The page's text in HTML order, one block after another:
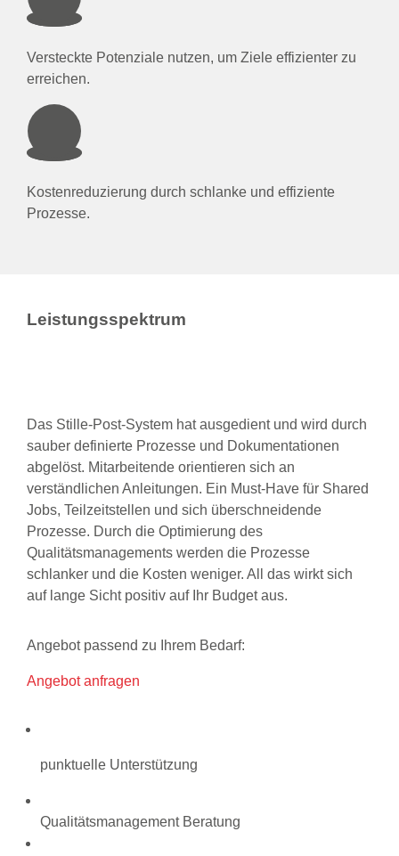
Versteckte Potenziale nutzen, um Ziele effizienter zu
erreichen.
Kostenreduzierung durch schlanke und effiziente
Prozesse.
Leistungsspektrum
Das Stille-Post-System hat ausgedient und wird durch
sauber definierte Prozesse und Dokumentationen
abgelöst. Mitarbeitende orientieren sich an
verständlichen Anleitungen. Ein Must-Have für Shared
Jobs, Teilzeitstellen und sich überschneidende
Prozesse. Durch die Optimierung des
Qualitätsmanagements werden die Prozesse
schlanker und die Kosten weniger. All das wirkt sich
auf lange Sicht positiv auf Ihr Budget aus.
Angebot passend zu Ihrem Bedarf:
Angebot anfragen
punktuelle Unterstützung
Qualitätsmanagement Beratung